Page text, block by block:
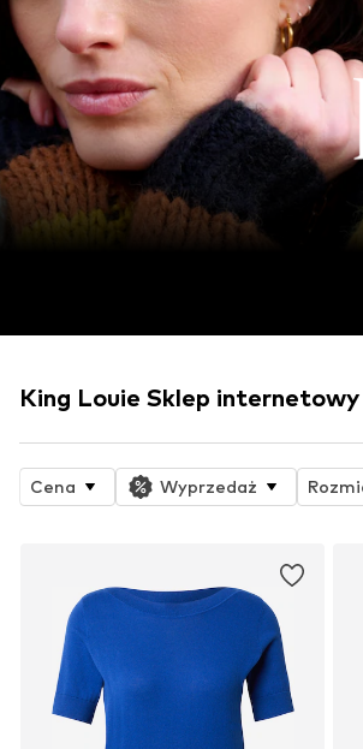
King Louie Sklep internetowy
Cena Wyprzedaż